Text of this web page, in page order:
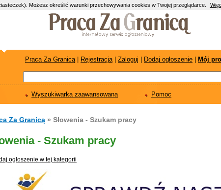
Praca Za Granicą| Rejestracja| Zaloguj Dodaj ogłoszenie Mój
Wyszukiwarka zaawansowana Pomoc
Za Granicą » Słowenia - Szukam pracy
- Szukam pracy
ogłoszenie w tej kategorii
Możesz określić warunki przechowywania cookies w Twojej przeglądarce.